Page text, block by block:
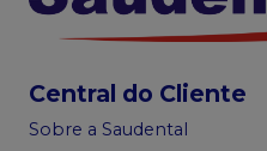
Central do Cliente
Sobre a Saudental